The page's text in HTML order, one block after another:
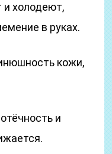
холодеют,
в руках.
кожи,
и